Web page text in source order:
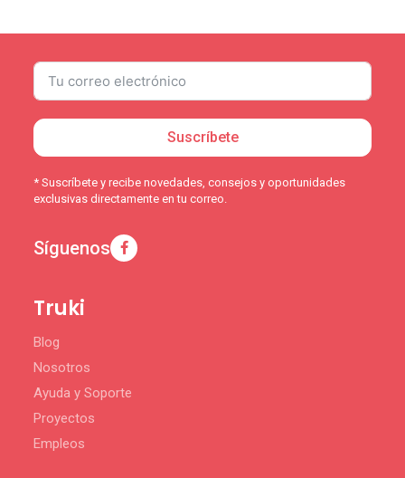
Suscríbete
* Suscríbete y recibe novedades, consejos y oportunidades
exclusivas directamente en tu correo.
Síguenos
Truki
Blog
Nosotros
Ayuda y Soporte
Proyectos
Empleos